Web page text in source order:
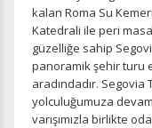
kalan Roma Su
Katedrali ile peri
güzelliğe sahip
panoramik şehir turu
aradındadır.
yolculuğumuza
varışımızla birlikte